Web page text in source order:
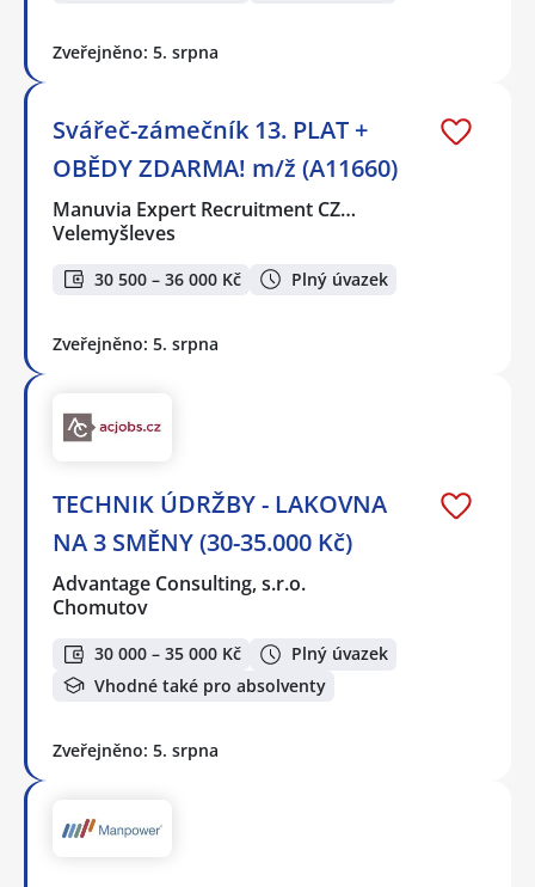
Zveřejněno: 5. srpna
Svářeč-zámečník 13. PLAT +
OBĚDY ZDARMA! m/ž (A11660)
Manuvia Expert Recruitment CZ…
Velemyšleves
30 500 – 36 000 Kč Plný úvazek
Zveřejněno: 5. srpna
TECHNIK ÚDRŽBY - LAKOVNA
NA 3 SMĚNY (30-35.000 Kč)
Advantage Consulting, s.r.o.
Chomutov
30 000 – 35 000 Kč
Plný úvazek
Vhodné také pro absolventy
Zveřejněno: 5. srpna